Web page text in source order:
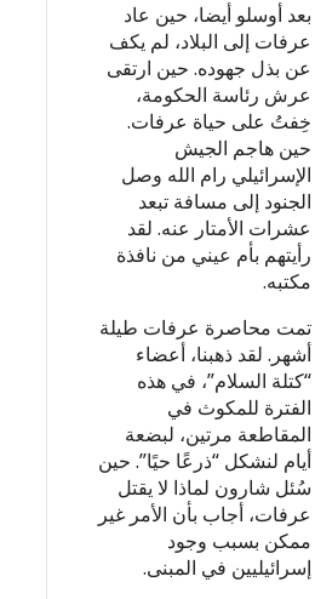
بعد أوسلو أيضا، حين عاد
عرفات إلى البلاد، لم يكف
عن بذل جهوده. حين ارتقى
عرش رئاسة الحكومة،
خِفتُ على حياة عرفات.
حين هاجم الجيش
الإسرائيلي رام الله وصل
الجنود إلى مسافة تبعد
عشرات الأمتار عنه. لقد
رأيتهم بأم عيني من نافذة
مكتبه.
تمت محاصرة عرفات طيلة
أشهر. لقد ذهبنا، أعضاء
“كتلة السلام”، في هذه
الفترة للمكوث في
المقاطعة مرتين، لبضعة
أيام لنشكل “ذرعًا حيًا”. حين
سُئل شارون لماذا لا يقتل
عرفات، أجاب بأن الأمر غير
ممكن بسبب وجود
إسرائيليين في المبنى.